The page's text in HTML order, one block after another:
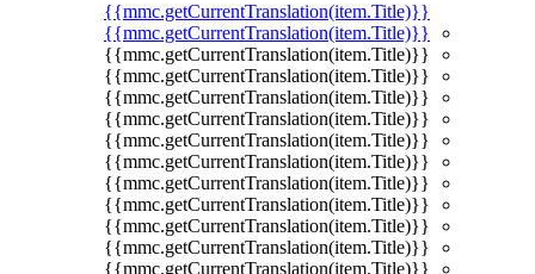
{{mmc.getCurrentTranslation(item.Title)}}
{{mmc.getCurrentTranslation(item.Title)}}
{{mmc.getCurrentTranslation(item.Title)}}
{{mmc.getCurrentTranslation(item.Title)}}
{{mmc.getCurrentTranslation(item.Title)}}
{{mmc.getCurrentTranslation(item.Title)}}
{{mmc.getCurrentTranslation(item.Title)}}
{{mmc.getCurrentTranslation(item.Title)}}
{{mmc.getCurrentTranslation(item.Title)}}
{{mmc.getCurrentTranslation(item.Title)}}
{{mmc.getCurrentTranslation(item.Title)}}
{{mmc.getCurrentTranslation(item.Title)}}
{{mmc.getCurrentTranslation(item.Title)}}